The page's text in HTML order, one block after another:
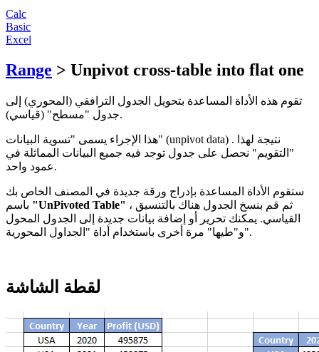
Calc
Basic
Excel
Range > Unpivot cross-table into flat one
تقوم هذه الأداة المساعدة بتحويل الجدول الترافقي (المحوري) إلى
جدول "مسطح" (قياسي).
هذا الإجراء يسمى "تسوية البيانات" (unpivot data) . نتيجة لهذا
"التقويم" نحصل على جدول توجد فيه جميع البيانات المماثلة في
عمود واحد.
ستقوم الأداة المساعدة بإدراج ورقة جديدة في المصنف الخاص بك
"UnPivoted Table" ، ثم قم بنسخ الجدول هناك بالتنسيق
القياسي. يمكنك تحرير أو إضافة بيانات جديدة إلى الجدول المحول
و"طيها" مرة أخرى باستخدام أداة "الجداول المحورية".
لقطة الشاشة